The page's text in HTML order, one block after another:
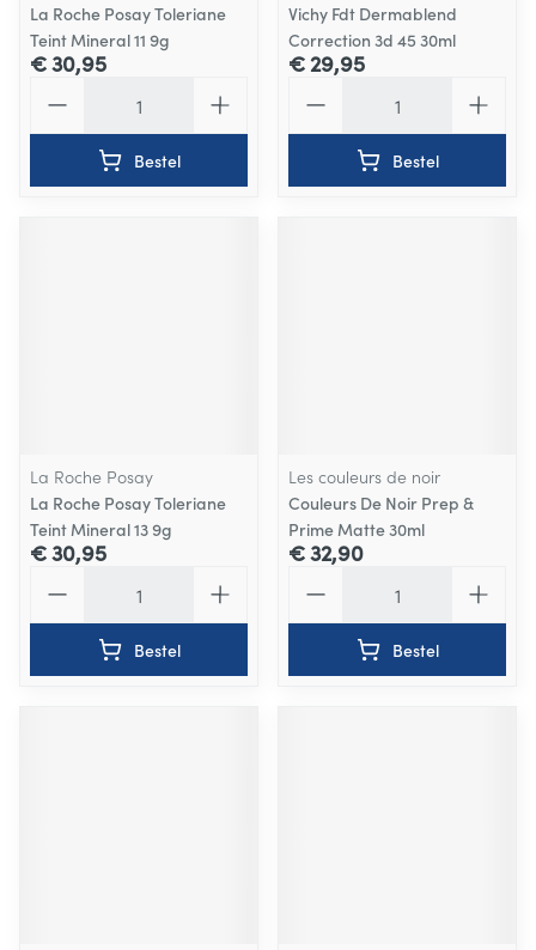
La Roche Posay Toleriane
Teint Mineral 11 9g
€ 30,95
Bestel
Vichy Fdt Dermablend
Correction 3d 45 30ml
€ 29,95
Bestel
La Roche Posay
La Roche Posay Toleriane
Teint Mineral 13 9g
€ 30,95
Bestel
Les couleurs de noir
Couleurs De Noir Prep &
Prime Matte 30ml
€ 32,90
Bestel